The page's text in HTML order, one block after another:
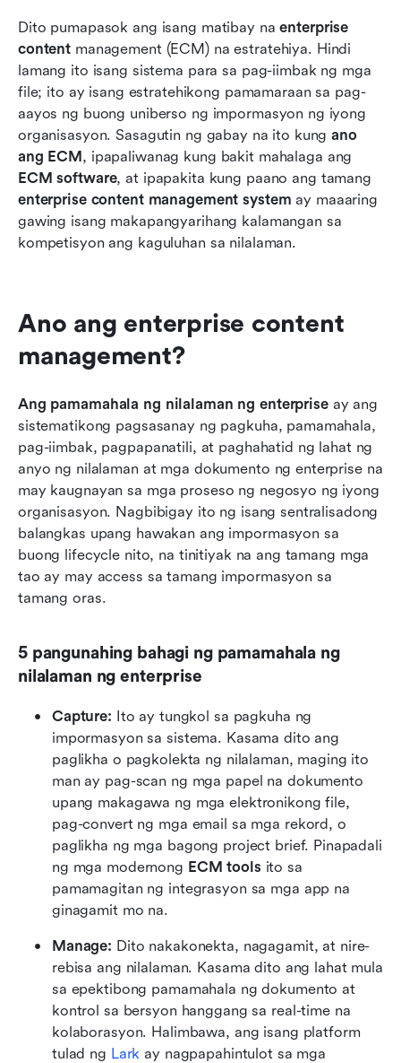
Dito pumapasok ang isang matibay na enterprise
content management (ECM) na estratehiya. Hindi
lamang ito isang sistema para sa pag-iimbak ng mga
file; ito ay isang estratehikong pamamaraan sa pag-
aayos ng buong uniberso ng impormasyon ng iyong
organisasyon. Sasagutin ng gabay na ito kung ano
ang ECM
ECM software
enterprise content management system ay maaaring
gawing isang makapangyarihang kalamangan sa
kompetisyon ang kaguluhan sa nilalaman.
Ano ang enterprise content
management?
Ang pamamahala ng nilalaman ng enterprise ay ang
sistematikong pagsasanay ng pagkuha, pamamahala,
pag-iimbak, pagpapanatili, at paghahatid ng lahat ng
anyo ng nilalaman at mga dokumento ng enterprise na
may kaugnayan sa mga proseso ng negosyo ng iyong
organisasyon. Nagbibigay ito ng isang sentralisadong
balangkas upang hawakan ang impormasyon sa
buong lifecycle nito, na tinitiyak na ang tamang mga
tao ay may access sa tamang impormasyon sa
tamang oras.
5 pangunahing bahagi ng pamamahala ng
nilalaman ng enterprise
Capture: Ito ay tungkol sa pagkuha ng
impormasyon sa sistema. Kasama dito ang
paglikha o pagkolekta ng nilalaman, maging ito
man ay pag-scan ng mga papel na dokumento
upang makagawa ng mga elektronikong file,
pag-convert ng mga email sa mga rekord, o
paglikha ng mga bagong project brief. Pinapadali
ng mga modernong ECM tools ito sa
pamamagitan ng integrasyon sa mga app na
ginagamit mo na.
Manage: Dito nakakonekta, nagagamit, at nire-
rebisa ang nilalaman. Kasama dito ang lahat mula
sa epektibong pamamahala ng dokumento at
kontrol sa bersyon hanggang sa real-time na
kolaborasyon. Halimbawa, ang isang platform
tulad ng Lark ay nagpapahintulot sa mga